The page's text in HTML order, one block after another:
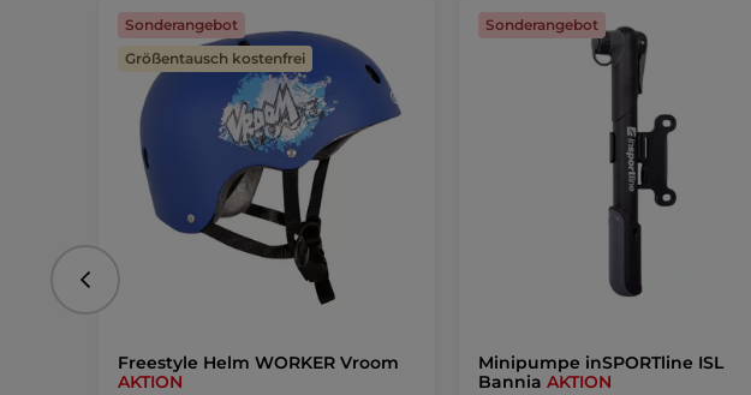
Freestyle Helm WORKER Vroom
AKTION
Sonderangebot
Größentausch kostenfrei
Minipumpe inSPORTline ISL
Bannia AKTION
Sonderangebot
vorhergehend